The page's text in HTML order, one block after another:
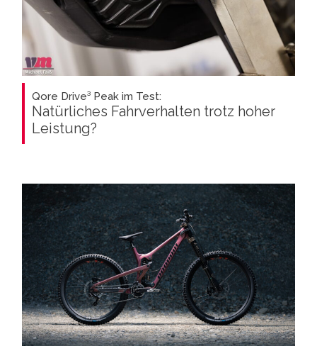
Qore Drive³ Peak im Test:
Natürliches Fahrverhalten trotz hoher
Leistung?